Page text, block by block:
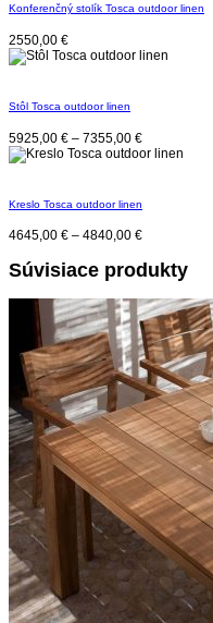
Konferenčný stolík Tosca outdoor linen
2550,00 €
Stôl Tosca outdoor linen
5925,00 € – 7355,00 €
Kreslo Tosca outdoor linen
4645,00 € – 4840,00 €
Súvisiace produkty